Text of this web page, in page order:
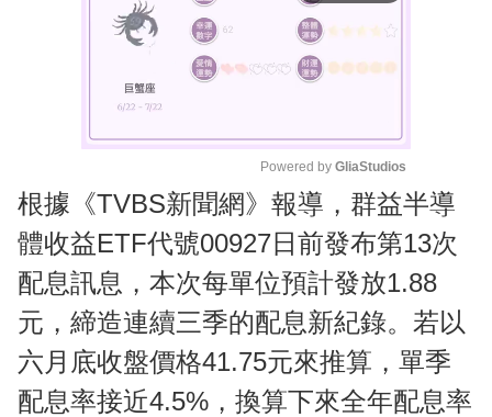
M
u
t
e
Powered by GliaStudios
根據《TVBS新聞網》報導，群益半導
體收益ETF代號00927日前發布第13次
配息訊息，本次每單位預計發放1.88
元，締造連續三季的配息新紀錄。若以
六月底收盤價格41.75元來推算，單季
配息率接近4.5%，換算下來全年配息率